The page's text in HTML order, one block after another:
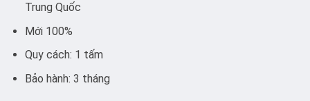
Trung Quốc
Mới 100%
Quy cách: 1 tấm
Bảo hành: 3 tháng